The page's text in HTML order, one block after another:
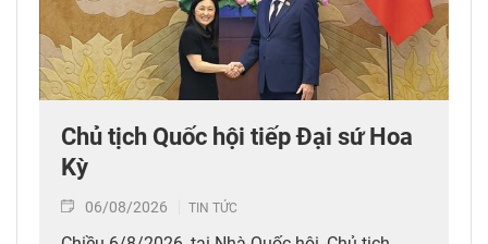
Chủ tịch Quốc hội tiếp Đại sứ Hoa
Kỳ
06/08/2026 TIN TỨC